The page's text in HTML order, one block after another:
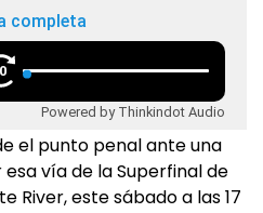
completa
Powered by Thinkindot Audio
el punto penal ante una
vía de la Superfinal de
River, este sábado a las 17